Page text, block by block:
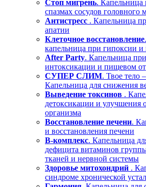
Стоп мигрень. Капельница
спазмах сосудов головного
Антистресс . Капельница
апатии
Клеточное восстановление
капельница при гипоксии
After Party. Капельница
интоксикации и пищевом
СУПЕР СЛИМ. Твое тело
Капельница для снижения
Выведение токсинов .
детоксикации и улучшения
организма
Восстановление печени.
и восстановления печени
В-комплекс. Капельница
дефицита витаминов
тканей и нервной системы
Здоровье митохондрий .
синдроме хронической